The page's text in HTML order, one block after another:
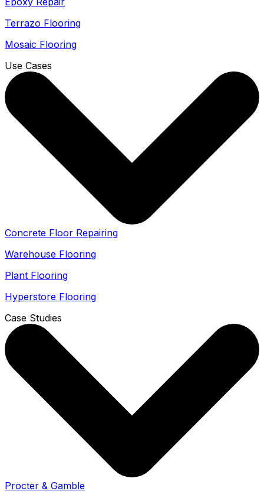
Terrazo Flooring
Mosaic Flooring
Use Cases
Concrete Floor Repairing
Warehouse Flooring
Plant Flooring
Hyperstore Flooring
Case Studies
Procter & Gamble